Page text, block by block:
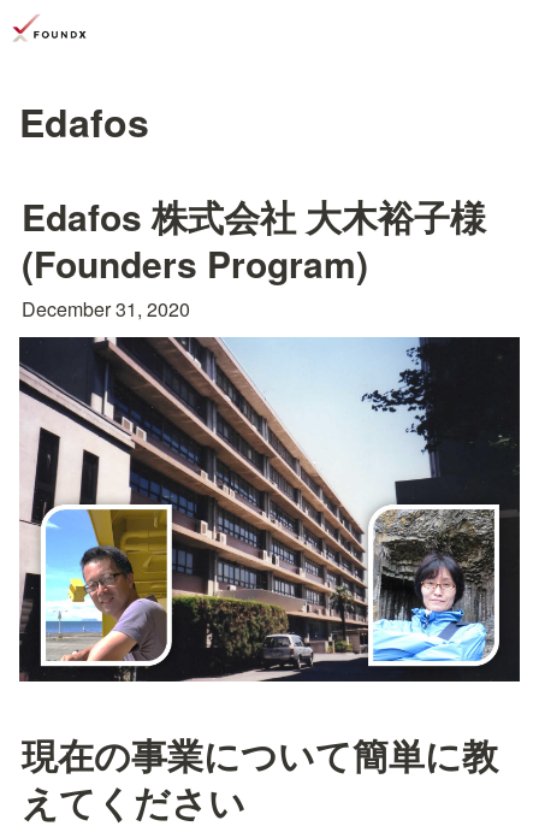
Edafos
Edafos 株式会社 大木裕子様
(Founders Program)
December 31, 2020
現在の事業について簡単に教
えてください